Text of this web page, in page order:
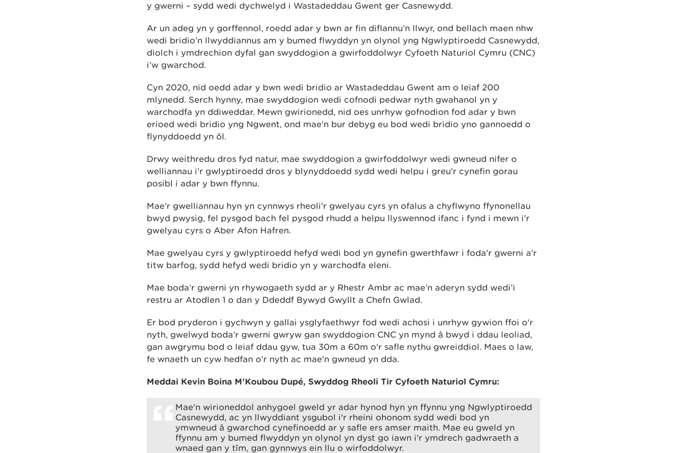
y gwerni – sydd wedi dychwelyd i Wastadeddau Gwent ger Casnewydd.
Ar un adeg yn y gorffennol, roedd adar y bwn ar fin diflannu’n llwyr, ond bellach maen nhw
wedi bridio’n llwyddiannus am y bumed flwyddyn yn olynol yng Ngwlyptiroedd Casnewydd,
diolch i ymdrechion dyfal gan swyddogion a gwirfoddolwyr Cyfoeth Naturiol Cymru (CNC)
i’w gwarchod.
Cyn 2020, nid oedd adar y bwn wedi bridio ar Wastadeddau Gwent am o leiaf 200
mlynedd. Serch hynny, mae swyddogion wedi cofnodi pedwar nyth gwahanol yn y
warchodfa yn ddiweddar. Mewn gwirionedd, nid oes unrhyw gofnodion fod adar y bwn
erioed wedi bridio yng Ngwent, ond mae'n bur debyg eu bod wedi bridio yno gannoedd o
flynyddoedd yn ôl.
Drwy weithredu dros fyd natur, mae swyddogion a gwirfoddolwyr wedi gwneud nifer o
welliannau i'r gwlyptiroedd dros y blynyddoedd sydd wedi helpu i greu'r cynefin gorau
posibl i adar y bwn ffynnu.
Mae'r gwelliannau hyn yn cynnwys rheoli'r gwelyau cyrs yn ofalus a chyflwyno ffynonellau
bwyd pwysig, fel pysgod bach fel pysgod rhudd a helpu llyswennod ifanc i fynd i mewn i'r
gwelyau cyrs o Aber Afon Hafren.
Mae gwelyau cyrs y gwlyptiroedd hefyd wedi bod yn gynefin gwerthfawr i foda'r gwerni a’r
titw barfog, sydd hefyd wedi bridio yn y warchodfa eleni.
Mae boda’r gwerni yn rhywogaeth sydd ar y Rhestr Ambr ac mae’n aderyn sydd wedi’i
restru ar Atodlen 1 o dan y Ddeddf Bywyd Gwyllt a Chefn Gwlad.
Er bod pryderon i gychwyn y gallai ysglyfaethwyr fod wedi achosi i unrhyw gywion ffoi o'r
nyth, gwelwyd boda’r gwerni gwryw gan swyddogion CNC yn mynd â bwyd i ddau leoliad,
gan awgrymu bod o leiaf ddau gyw, tua 30m a 60m o'r safle nythu gwreiddiol. Maes o law,
fe wnaeth un cyw hedfan o’r nyth ac mae'n gwneud yn dda.
Meddai Kevin Boina M’Koubou Dupé, Swyddog Rheoli Tir Cyfoeth Naturiol Cymru:
Mae'n wirioneddol anhygoel gweld yr adar hynod hyn yn ffynnu yng Ngwlyptiroedd
Casnewydd, ac yn llwyddiant ysgubol i'r rheini ohonom sydd wedi bod yn
ymwneud â gwarchod cynefinoedd ar y safle ers amser maith. Mae eu gweld yn
ffynnu am y bumed flwyddyn yn olynol yn dyst go iawn i'r ymdrech gadwraeth a
wnaed gan y tîm, gan gynnwys ein llu o wirfoddolwyr.